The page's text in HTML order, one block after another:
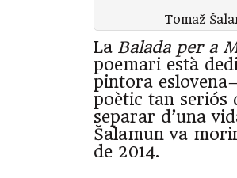
Tomaž
La Balada per a
poemari està
pintora
poètic tan seriós
separar d’una
Šalamun va
de 2014.